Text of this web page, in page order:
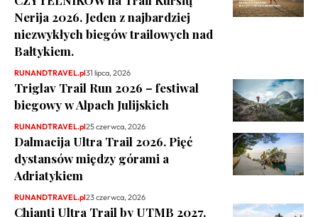
Nerija 2026. Jeden z najbardziej
niezwykłych biegów trailowych nad
Bałtykiem.
RUNANDTRAVEL.pl31 lipca, 2026
Triglav Trail Run 2026 – festiwal
biegowy w Alpach Julijskich
RUNANDTRAVEL.pl25 czerwca, 2026
Dalmacija Ultra Trail 2026. Pięć
dystansów między górami a
Adriatykiem
RUNANDTRAVEL.pl23 czerwca, 2026
Chianti Ultra Trail by UTMB 2027.